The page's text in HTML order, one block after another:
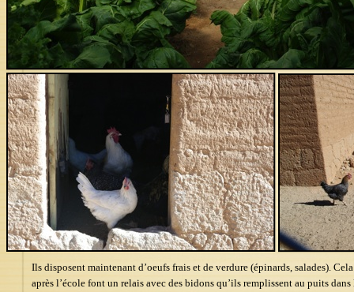
Ils disposent maintenant d’oeufs frais et de verdure (épinards, salades).
après l’école font un relais avec des bidons qu’ils remplissent au puits